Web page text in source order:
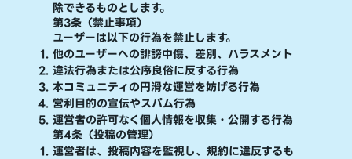
除できるものとします。
第3条（禁止事項）
ユーザーは以下の行為を禁止します。
他のユーザーへの誹謗中傷、差別、ハラスメント
違法行為または公序良俗に反する行為
本コミュニティの円滑な運営を妨げる行為
営利目的の宣伝やスパム行為
運営者の許可なく個人情報を収集・公開する行為
第4条（投稿の管理）
運営者は、投稿内容を監視し、規約に違反するも